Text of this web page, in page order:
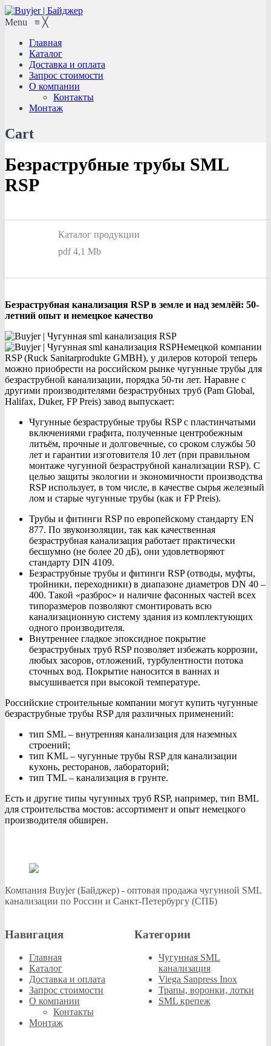
Menu ≡ ╳
Главная
Каталог
Доставка и оплата
Запрос стоимости
О компании
Контакты
Монтаж
Cart
Безраструбные трубы SML
RSP
Каталог продукции
pdf 4,1 Mb
Безраструбная канализация RSP в земле и над землёй: 50-
летний опыт и немецкое качество
Немецкой компании
RSP (Ruck Sanitarprodukte GMBH), у дилеров которой теперь
можно приобрести на российском рынке чугунные трубы для
безраструбной канализации, порядка 50-ти лет. Наравне с
другими производителями безраструбных труб (Pam Global,
Halifax, Duker, FP Preis) завод выпускает:
Чугунные безраструбные трубы RSP с пластинчатыми
включениями графита, полученные центробежным
литьём, прочные и долговечные, со сроком службы 50
лет и гарантии изготовителя 10 лет (при правильном
монтаже чугунной безраструбной канализации RSP). С
целью защиты экологии и экономичности производства
RSP использует, в том числе, в качестве сырья железный
лом и старые чугунные трубы (как и FP Preis).
Трубы и фитинги RSP по европейскому стандарту EN
877. По звукоизоляции, так как качественная
безраструбная канализация работает практически
бесшумно (не более 20 дБ), они удовлетворяют
стандарту DIN 4109.
Безраструбные трубы и фитинги RSP (отводы, муфты,
тройники, переходники) в диапазоне диаметров DN 40 –
400. Такой «разброс» и наличие фасонных частей всех
типоразмеров позволяют смонтировать всю
канализационную систему здания из комплектующих
одного производителя.
Внутреннее гладкое эпоксидное покрытие
безраструбных труб RSP позволяет избежать коррозии,
любых засоров, отложений, турбулентности потока
сточных вод. Покрытие наносится в ваннах и
высушивается при высокой температуре.
Российские строительные компании могут купить чугунные
безраструбные трубы RSP для различных применений:
тип SML – внутренняя канализация для наземных
строений;
тип KML – чугунные трубы RSP для канализации
кухонь, ресторанов, лабораторий;
тип TML – канализация в грунте.
Есть и другие типы чугунных труб RSP, например, тип BML
для строительства мостов: ассортимент и опыт немецкого
производителя обширен.
Компания Buyjer (Байджер) - оптовая продажа чугунной SML
канализации по России и Санкт-Петербургу (СПБ)
Навигация
Главная
Каталог
Доставка и оплата
Запрос стоимости
О компании
Контакты
Монтаж
Категории
Чугунная SML
канализация
Viega Sanpress Inox
Трапы, воронки, лотки
SML крепеж